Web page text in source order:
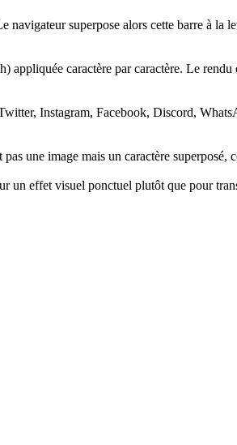
superpose alors cette barre à la
caractère par caractère. Le
Instagram, Facebook, Discord,
une image mais un caractère superposé,
un effet visuel ponctuel plutôt que pour